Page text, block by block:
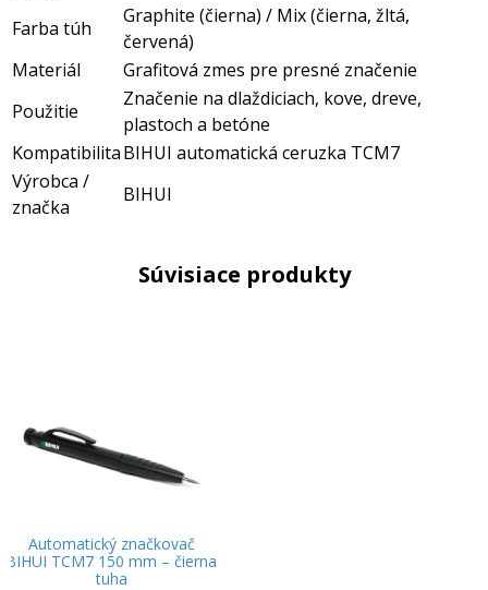
Farba túh
Graphite (čierna) / Mix (čierna, žltá,
červená)
Materiál
Grafitová zmes pre presné značenie
Použitie
Značenie na dlaždiciach, kove, dreve,
plastoch a betóne
KompatibilitaBIHUI automatická ceruzka TCM7
Výrobca /
značka
BIHUI
Súvisiace produkty
Automatický značkovač
BIHUI TCM7 150 mm – čierna
tuha